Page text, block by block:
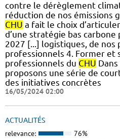
contre le dérèglement
réduction de nos émissions
CHU a fait le choix
d’une stratégie bas
2027 [...] logistiques, de nos
professionnels 4. Former et
professionnels du CHU
proposons une série de
des initiatives concrètes
16/05/2024 02:00
ACTUALITÉS
relevance: 76%